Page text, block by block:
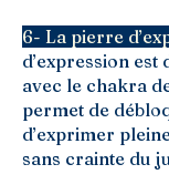
6- La pierre
d’expression
avec le chakra
permet de
d’exprimer
sans crainte du